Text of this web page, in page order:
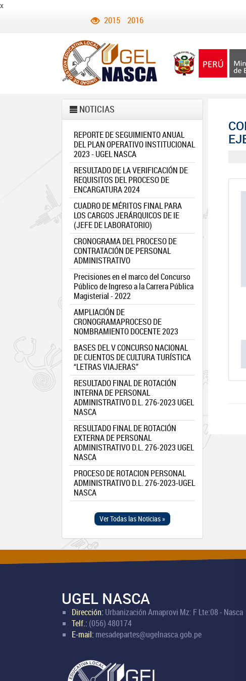
x
2015 2016
NOTICIAS
REPORTE DE SEGUIMIENTO ANUAL
DEL PLAN OPERATIVO INSTITUCIONAL
2023 - UGEL NASCA
RESULTADO DE LA VERIFICACIÓN DE
REQUISITOS DEL PROCESO DE
ENCARGATURA 2024
CUADRO DE MÉRITOS FINAL PARA
LOS CARGOS JERÁRQUICOS DE IE
(JEFE DE LABORATORIO)
CRONOGRAMA DEL PROCESO DE
CONTRATACIÓN DE PERSONAL
ADMINISTRATIVO
Precisiones en el marco del Concurso
Público de Ingreso a la Carrera Pública
Magisterial - 2022
AMPLIACIÓN DE
CRONOGRAMAPROCESO DE
NOMBRAMIENTO DOCENTE 2023
BASES DEL V CONCURSO NACIONAL
DE CUENTOS DE CULTURA TURÍSTICA
“LETRAS VIAJERAS”
RESULTADO FINAL DE ROTACIÓN
INTERNA DE PERSONAL
ADMINISTRATIVO D.L. 276-2023 UGEL
NASCA
RESULTADO FINAL DE ROTACIÓN
EXTERNA DE PERSONAL
ADMINISTRATIVO D.L. 276-2023 UGEL
NASCA
PROCESO DE ROTACION PERSONAL
ADMINISTRATIVO D.L. 276-2023-UGEL
NASCA
Ver Todas las Noticias »
UGEL NASCA
Dirección: Urbanización Amaprovi Mz: F Lte:08 - Nasca
Telf.: (056) 480174
E-mail: mesadepartes@ugelnasca.gob.pe